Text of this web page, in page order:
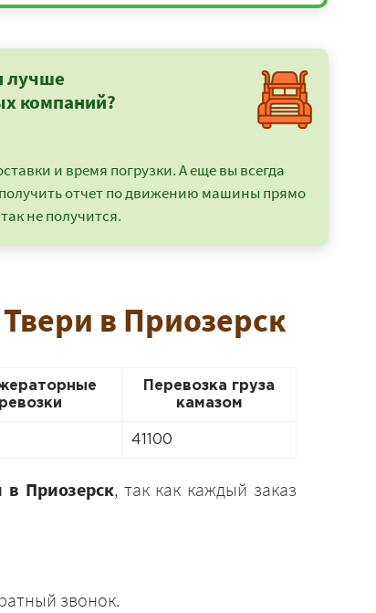
лучше
компаний?
и время погрузки. А еще вы всегда
отчет по движению машины прямо
не получится.
в Приозерск
Перевозка груза
камазом
41100
в Приозерск, так как каждый заказ
звонок.